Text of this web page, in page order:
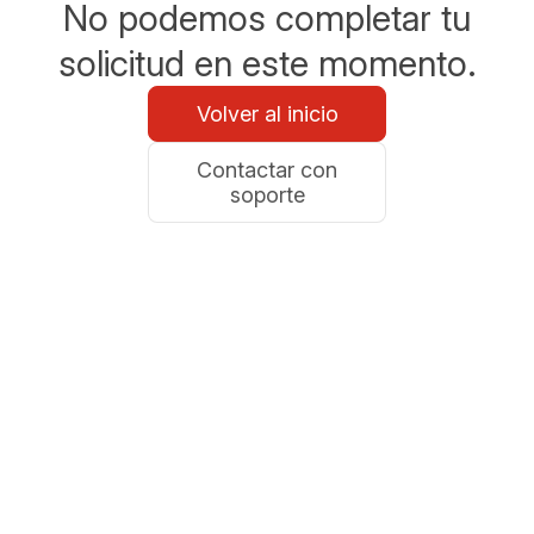
No podemos completar tu
solicitud en este momento.
Volver al inicio
Contactar con
soporte